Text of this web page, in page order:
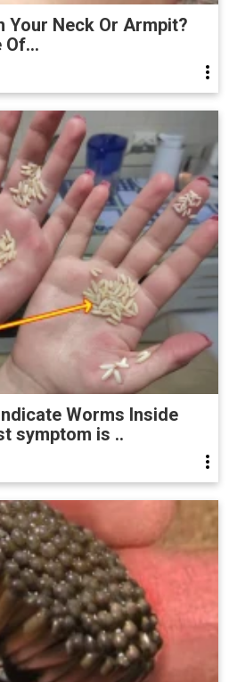
Your Neck Or Armpit?
Of...
Worms Inside
symptom is ..